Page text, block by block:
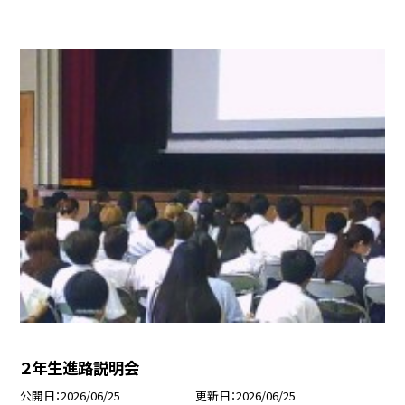
２年生進路説明会
公開日 2026/06/25 更新日 2026/06/25